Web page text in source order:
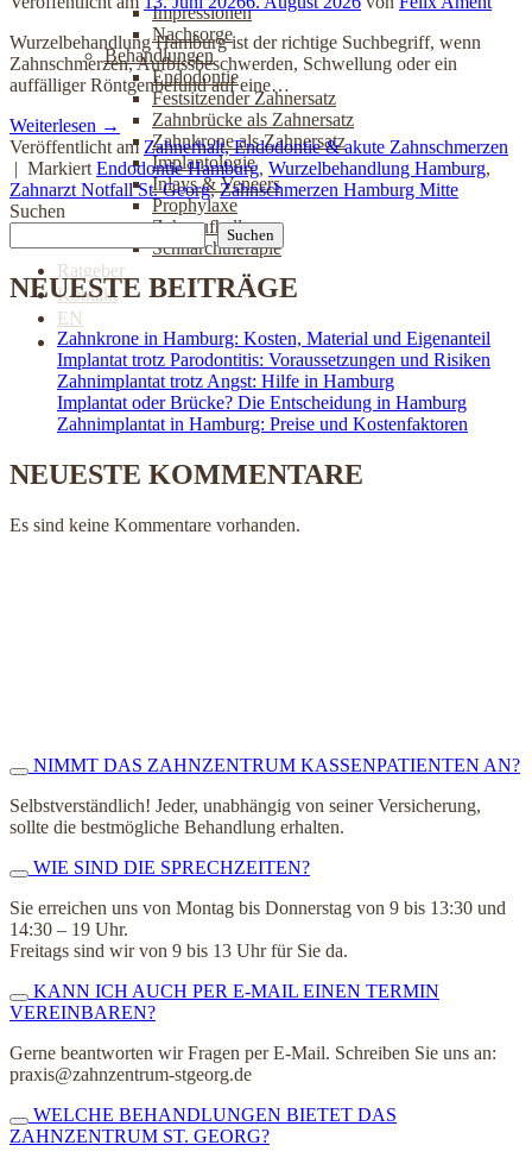
Impressionen
Nachsorge
Behandlungen
Endodontie
Festsitzender Zahnersatz
Zahnbrücke als Zahnersatz
Zahnkrone als Zahnersatz
Implantologie
Inlays & Veneers
Prophylaxe
Zahnaufhellung
Schnarchtherapie
Ratgeber
Kontakt
EN
Jetzt online Termin buchen
Wurzelbehandlung Hamburg ist der richtige Suchbegriff, wenn
Zahnschmerzen, Aufbissbeschwerden, Schwellung oder ein
auffälliger Röntgenbefund auf eine…
Weiterlesen →
Veröffentlicht am Zahnerhalt, Endodontie & akute Zahnschmerzen
| Markiert Endodontie Hamburg, Wurzelbehandlung Hamburg,
Zahnarzt Notfall St. Georg,Zahnschmerzen Hamburg Mitte
Suchen
Suchen
NEUESTE BEITRÄGE
Zahnkrone in Hamburg: Kosten, Material und Eigenanteil
Implantat trotz Parodontitis: Voraussetzungen und Risiken
Zahnimplantat trotz Angst: Hilfe in Hamburg
Implantat oder Brücke? Die Entscheidung in Hamburg
Zahnimplantat in Hamburg: Preise und Kostenfaktoren
NEUESTE KOMMENTARE
Es sind keine Kommentare vorhanden.
NIMMT DAS ZAHNZENTRUM KASSENPATIENTEN AN?
Selbstverständlich! Jeder, unabhängig von seiner Versicherung,
sollte die bestmögliche Behandlung erhalten.
WIE SIND DIE SPRECHZEITEN?
Sie erreichen uns von Montag bis Donnerstag von 9 bis 13:30 und
14:30 – 19 Uhr.
Freitags sind wir von 9 bis 13 Uhr für Sie da.
KANN ICH AUCH PER E-MAIL EINEN TERMIN
VEREINBAREN?
Gerne beantworten wir Fragen per E-Mail. Schreiben Sie uns an:
praxis@zahnzentrum-stgeorg.de
WELCHE BEHANDLUNGEN BIETET DAS
ZAHNZENTRUM ST. GEORG?